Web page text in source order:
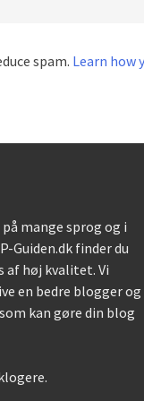
spam. Learn how
mange sprog og i
Guiden.dk finder du
af høj kvalitet. Vi
en bedre blogger og
kan gøre din blog